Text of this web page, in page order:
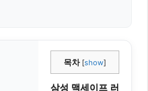
목차 [show]
삼성 맥세이프 러